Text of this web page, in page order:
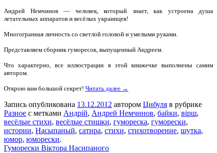
Андрей Немчинов — человек, который знает, как устроена душа
летательных аппаратов и весёлых украинцев!
Многогранная личность со светлой головой и умелыми руками.
Представляем сборник гуморесок, выпущенный Андреем.
Что характерно, все иллюстрации в этой книжечке выполнены самим
автором.
Открою вам большой секрет! Читать далее →
Запись опубликована 13.12.2012 автором Цибуля в рубрике
Разное с метками Андрій, Андрей Немчинов, байки, вірш,
весёлые стихи, весёлые стишки, гумореска, гуморески,
истории, Насыпаный, сатира, стихи, стихотворение, шутка,
юмор, юморески.
Гуморески Віктора Насипаного